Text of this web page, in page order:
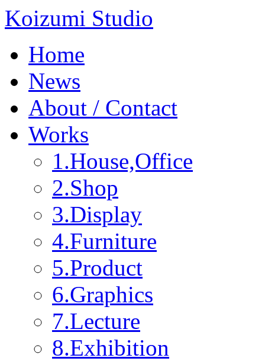
Koizumi Studio
Home
News
About / Contact
Works
1.House,Office
2.Shop
3.Display
4.Furniture
5.Product
6.Graphics
7.Lecture
8.Exhibition